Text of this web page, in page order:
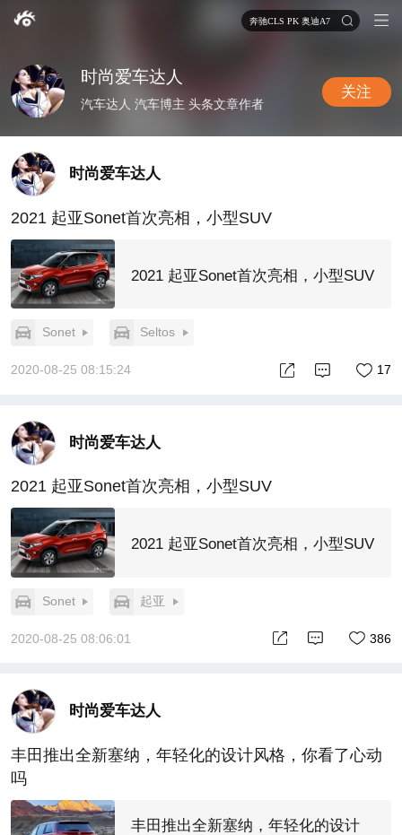
奔驰CLS PK 奥迪A7
时尚爱车达人
汽车达人 汽车博主 头条文章作者
关注
时尚爱车达人
2021 起亚Sonet首次亮相，小型SUV
2021 起亚Sonet首次亮相，小型SUV
Sonet Seltos
2020-08-25 08:15:24 17
时尚爱车达人
2021 起亚Sonet首次亮相，小型SUV
2021 起亚Sonet首次亮相，小型SUV
Sonet 起亚
2020-08-25 08:06:01 386
时尚爱车达人
丰田推出全新塞纳，年轻化的设计风格，你看了心动
吗
丰田推出全新塞纳，年轻化的设计